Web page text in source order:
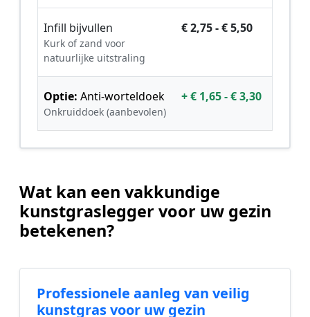
Infill bijvullen
Kurk of zand voor
natuurlijke uitstraling
€ 2,75 - € 5,50
Optie: Anti-worteldoek
Onkruiddoek (aanbevolen)
+ € 1,65 - € 3,30
Wat kan een vakkundige
kunstgraslegger voor uw gezin
betekenen?
Professionele aanleg van veilig
kunstgras voor uw gezin